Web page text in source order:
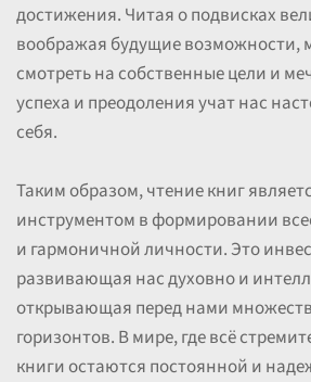
достижения. Читая о подвисках
воображая будущие возможности,
смотреть на собственные цели и
успеха и преодоления учат нас
себя.
Таким образом, чтение книг
инструментом в формировании
и гармоничной личности. Это
развивающая нас духовно и
открывающая перед нами
горизонтов. В мире, где всё
книги остаются постоянной и